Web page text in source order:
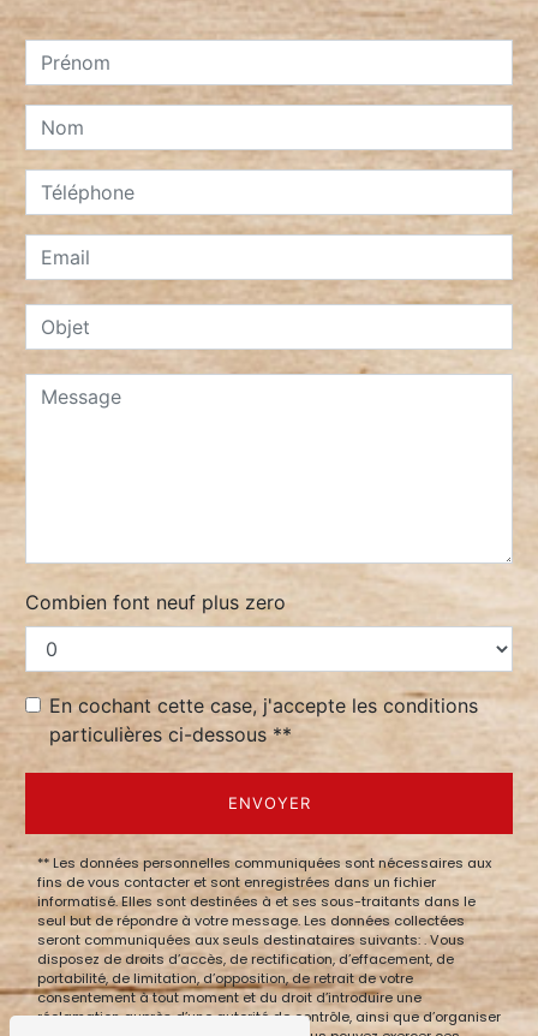
Combien font neuf plus zero
En cochant cette case, j'accepte les conditions
particulières ci-dessous **
ENVOYER
** Les données personnelles communiquées sont nécessaires aux
fins de vous contacter et sont enregistrées dans un fichier
informatisé. Elles sont destinées à et ses sous-traitants dans le
seul but de répondre à votre message. Les données collectées
seront communiquées aux seuls destinataires suivants: . Vous
disposez de droits d’accès, de rectification, d’effacement, de
portabilité, de limitation, d’opposition, de retrait de votre
consentement à tout moment et du droit d’introduire une
réclamation auprès d’une autorité de contrôle, ainsi que d’organiser